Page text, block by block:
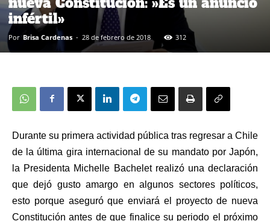
infértil»
Por Brisa Cardenas - 28 de febrero de 2018 312
Durante su primera actividad pública tras regresar a Chile
de la última gira internacional de su mandato por Japón,
la Presidenta Michelle Bachelet realizó una declaración
que dejó gusto amargo en algunos sectores políticos,
esto porque aseguró que enviará el proyecto de nueva
Constitución antes de que finalice su periodo el próximo